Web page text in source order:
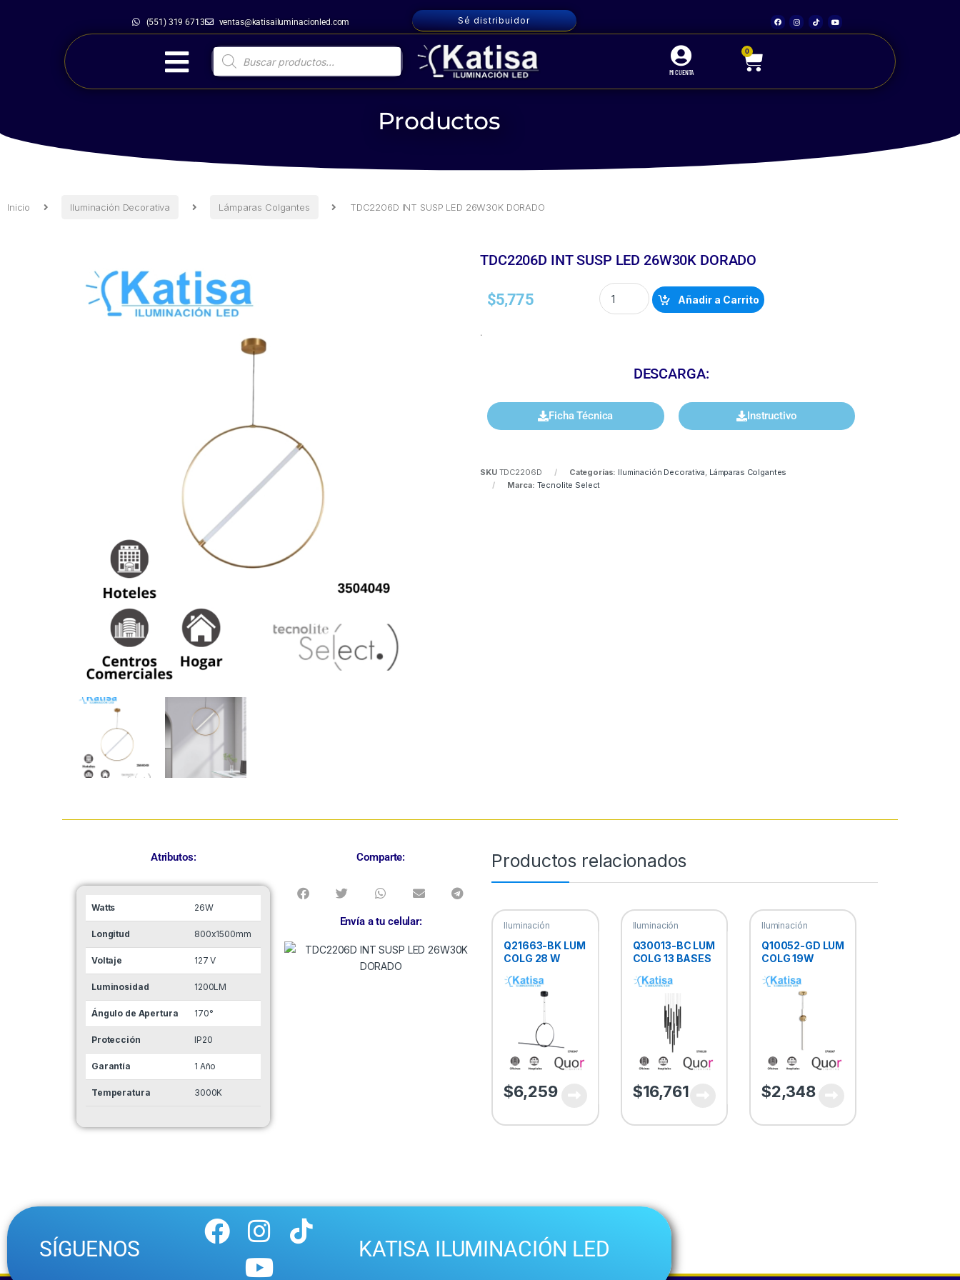
(551) 319 6713 ventas@katisailuminacionled.com Sé distribuidor
MI CUENTA
0
TDC2206D INT SUSP LED 26W30K DORADO
Productos
Inicio Iluminación Decorativa Lámparas Colgantes TDC2206D INT SUSP LED 26W30K DORADO
TDC2206D INT SUSP LED 26W30K DORADO
$5,775 Añadir a Carrito
.
DESCARGA:
Ficha Técnica Instructivo
SKU TDC2206D Categorías: Iluminación Decorativa, Lámparas Colgantes
Marca: Tecnolite Select
Atributos:
Watts 26W
Longitud 800x1500mm
Voltaje 127 V
Luminosidad 1200LM
Ángulo de Apertura 170°
Protección IP20
Garantía 1 Año
Temperatura 3000K
Comparte:
Envía a tu celular:
Productos relacionados
Iluminación
Lámparas
Colgantes
Q21663-BK LUM
COLG 28 W
90-130V
$6,259
Iluminación
Lámparas
Colgantes
Q30013-BC LUM
COLG 13 BASES
NEGRO CROMO
$16,761
Iluminación
Lámparas
Colgantes
Q10052-GD LUM
COLG 19W
90-130V ORO
$2,348
SÍGUENOS KATISA ILUMINACIÓN LED